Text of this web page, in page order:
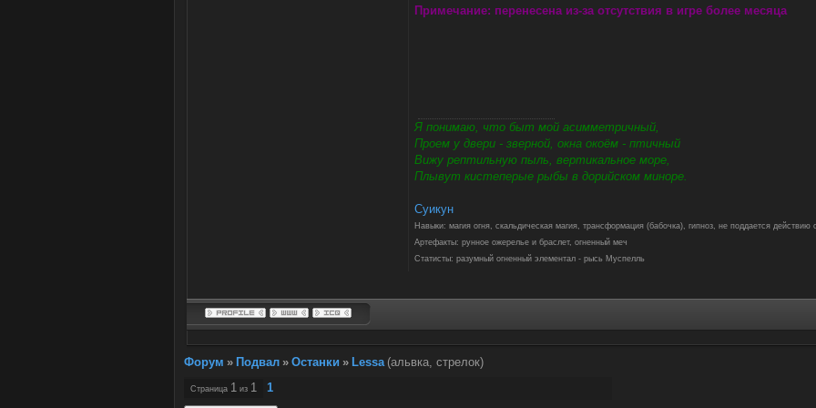
Примечание: перенесена из-за отсутствия в игре более месяца
Я понимаю, что быт мой асимметричный,
Проем у двери - зверной, окна окоём - птичный
Вижу рептильную пыль, вертикальное море,
Плывут кистеперые рыбы в дорийском миноре.
Суикун
Навыки: магия огня, скальдическая магия, трансформация (бабочка), гипноз, не поддается действию
Артефакты: рунное ожерелье и браслет, огненный меч
Статисты: разумный огненный элементал - рысь Муспелль
Форум » Подвал » Останки » Lessa (альвка, стрелок)
Страница 1 из 1 1